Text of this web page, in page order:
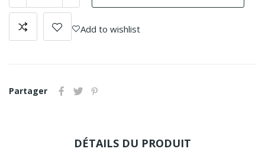
Add to wishlist
Partager
DÉTAILS DU PRODUIT